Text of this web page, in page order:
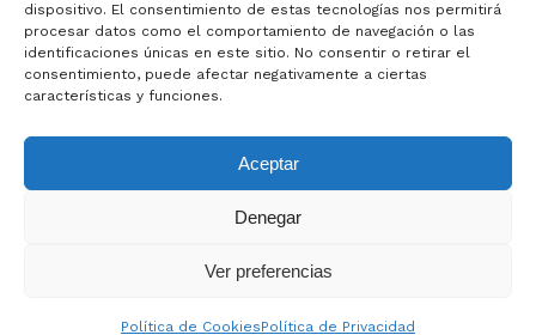
dispositivo. El consentimiento de estas tecnologías nos permitirá
procesar datos como el comportamiento de navegación o las
identificaciones únicas en este sitio. No consentir o retirar el
consentimiento, puede afectar negativamente a ciertas
características y funciones.
Aceptar
Denegar
Ver preferencias
Política de CookiesPolítica de Privacidad